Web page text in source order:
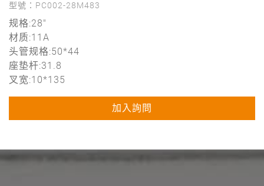
型號：PC002-28M483
规格:28"
材质:11A
头管规格:50*44
座垫杆:31.8
叉宽:10*135
加入詢問